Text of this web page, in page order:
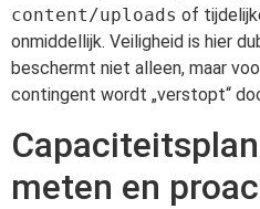
content/uploads of
onmiddellijk. Veiligheid is hier
beschermt niet alleen, maar
contingent wordt „verstopt“
meten en